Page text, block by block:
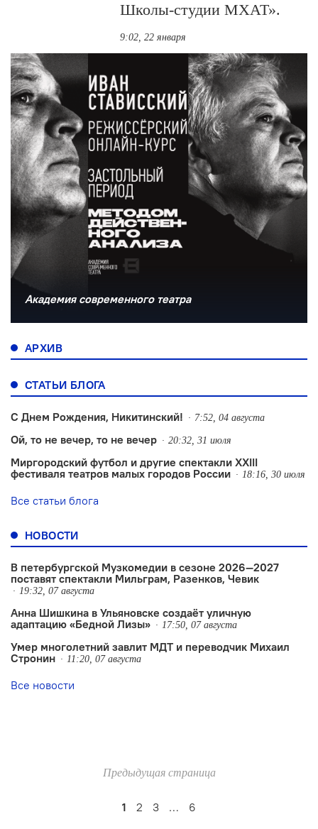
Школы-студии МХАТ».
9:02, 22 января
Академия современного театра
АРХИВ
СТАТЬИ БЛОГА
С Днем Рождения, Никитинский! 7:52, 04 августа
Ой, то не вечер, то не вечер 20:32, 31 июля
Миргородский футбол и другие спектакли XXIII
фестиваля театров малых городов России
18:16, 30 июля
Все статьи блога
НОВОСТИ
В петербургской Музкомедии в сезоне 2026—2027
поставят спектакли Мильграм, Разенков, Чевик
19:32, 07 августа
Анна Шишкина в Ульяновске создаëт уличную
адаптацию «Бедной Лизы»
17:50, 07 августа
Умер многолетний завлит МДТ и переводчик Михаил
Стронин
11:20, 07 августа
Все новости
Предыдущая страница
1 2 3 … 6